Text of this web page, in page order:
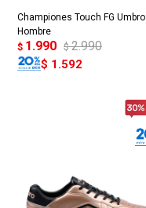
Championes Touch FG Umbro
Hombre
$ 1.990 $ 2.990
$ 1.592